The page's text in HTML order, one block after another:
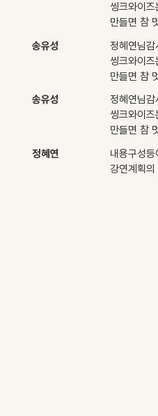
씽크와이즈
만들면 참
송유성
정혜연님
씽크와이즈
만들면 참
송유성
정혜연님
씽크와이즈
만들면 참
정혜연
내용구성
강연계획